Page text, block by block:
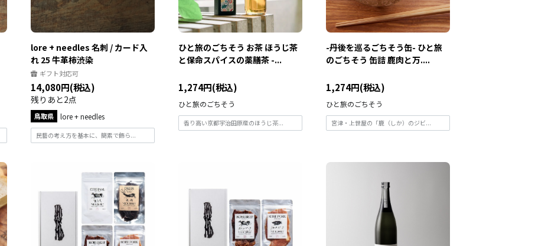
lore + needles 名刺 / カード入
れ 25 牛革柿渋染
ギフト対応可
14,080円(税込)
残りあと2点
鳥取県 lore + needles
民藝の考え方を基本に、簡素で飾ら...
ひと旅のごちそう お茶 ほうじ茶
と保命スパイスの薬膳茶 -...
1,274円(税込)
ひと旅のごちそう
香り高い京都宇治田原産のほうじ茶...
-丹後を巡るごちそう缶- ひと旅
のごちそう 缶詰 鹿肉と万....
1,274円(税込)
ひと旅のごちそう
宮津・上世屋の「鹿（しか）のジビ...